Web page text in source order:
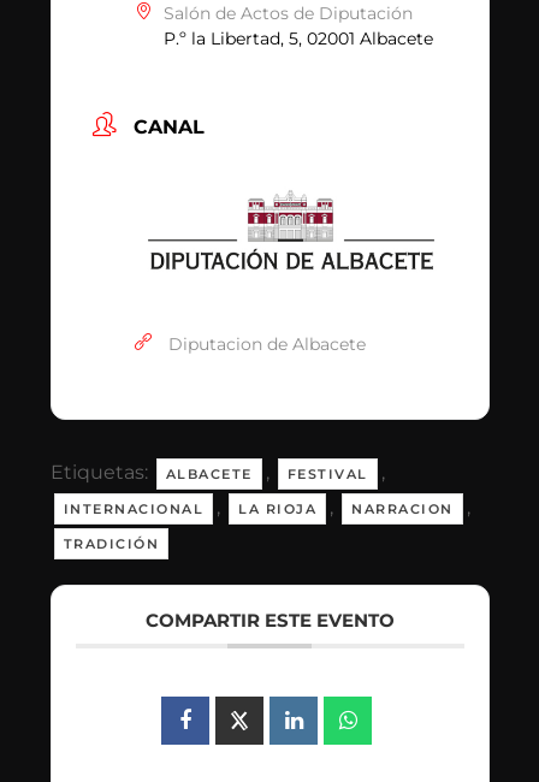
Salón de Actos de Diputación
P.º la Libertad, 5, 02001 Albacete
CANAL
Diputacion de Albacete
Etiquetas: ALBACETE , FESTIVAL ,
INTERNACIONAL , LA RIOJA , NARRACION ,
TRADICIÓN
COMPARTIR ESTE EVENTO